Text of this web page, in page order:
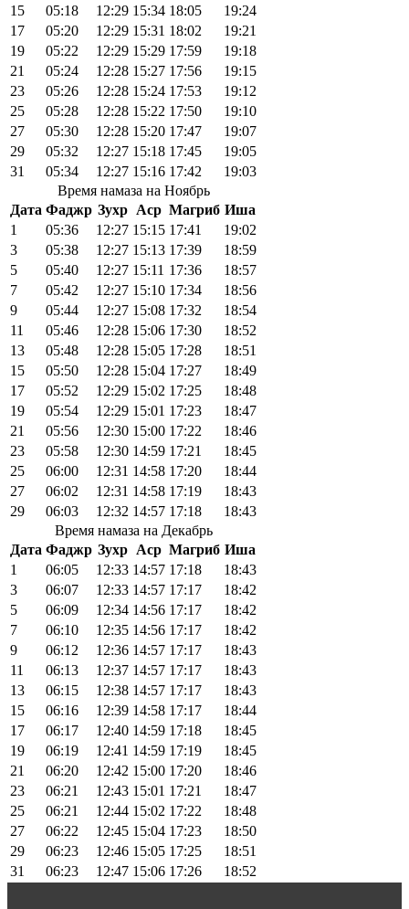
15
05:18 12:29 15:34 18:05
19:24
17
05:20 12:29 15:31 18:02
19:21
19
05:22 12:29 15:29 17:59
19:18
21
05:24 12:28 15:27 17:56
19:15
23
05:26 12:28 15:24 17:53
19:12
25
05:28 12:28 15:22 17:50
19:10
27
05:30 12:28 15:20 17:47
19:07
29
05:32 12:27 15:18 17:45
19:05
31
05:34 12:27 15:16 17:42
19:03
Время намаза на Ноябрь
Дата Фаджр Зухр Аср Магриб Иша
1
05:36 12:27 15:15 17:41
19:02
3
05:38 12:27 15:13 17:39
18:59
5
05:40 12:27 15:11 17:36
18:57
7
05:42 12:27 15:10 17:34
18:56
9
05:44 12:27 15:08 17:32
18:54
11
05:46 12:28 15:06 17:30
18:52
13
05:48 12:28 15:05 17:28
18:51
15
05:50 12:28 15:04 17:27
18:49
17
05:52 12:29 15:02 17:25
18:48
19
05:54 12:29 15:01 17:23
18:47
21
05:56 12:30 15:00 17:22
18:46
23
05:58 12:30 14:59 17:21
18:45
25
06:00 12:31 14:58 17:20
18:44
27
06:02 12:31 14:58 17:19
18:43
29
06:03 12:32 14:57 17:18
18:43
Время намаза на Декабрь
Дата Фаджр Зухр Аср Магриб Иша
1
06:05 12:33 14:57 17:18
18:43
3
06:07 12:33 14:57 17:17
18:42
5
06:09 12:34 14:56 17:17
18:42
7
06:10 12:35 14:56 17:17
18:42
9
06:12 12:36 14:57 17:17
18:43
11
06:13 12:37 14:57 17:17
18:43
13
06:15 12:38 14:57 17:17
18:43
15
06:16 12:39 14:58 17:17
18:44
17
06:17 12:40 14:59 17:18
18:45
19
06:19 12:41 14:59 17:19
18:45
21
06:20 12:42 15:00 17:20
18:46
23
06:21 12:43 15:01 17:21
18:47
25
06:21 12:44 15:02 17:22
18:48
27
06:22 12:45 15:04 17:23
18:50
29
06:23 12:46 15:05 17:25
18:51
31
06:23 12:47 15:06 17:26 18:52